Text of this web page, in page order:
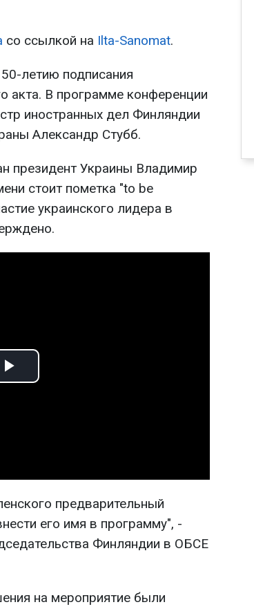
со ссылкой на Ilta-Sanomat.
летию подписания
акта. В программе конференции
иностранных дел Финляндии
Александр Стубб.
президент Украины Владимир
стоит пометка "to be
украинского лидера в
Play
предварительный
его имя в программу", -
Финляндии в ОБСЕ
на мероприятие были